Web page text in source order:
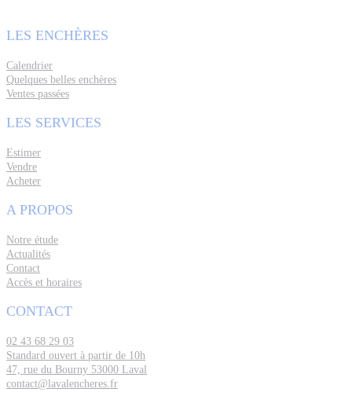
LES ENCHÈRES
Calendrier
Quelques belles enchères
Ventes passées
LES SERVICES
Estimer
Vendre
Acheter
A PROPOS
Notre étude
Actualités
Contact
Accès et horaires
CONTACT
02 43 68 29 03
Standard ouvert à partir de 10h
47, rue du Bourny 53000 Laval
contact@lavalencheres.fr